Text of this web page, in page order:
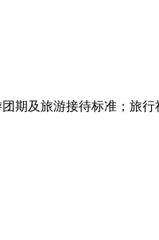
期及旅游接待标准；旅行